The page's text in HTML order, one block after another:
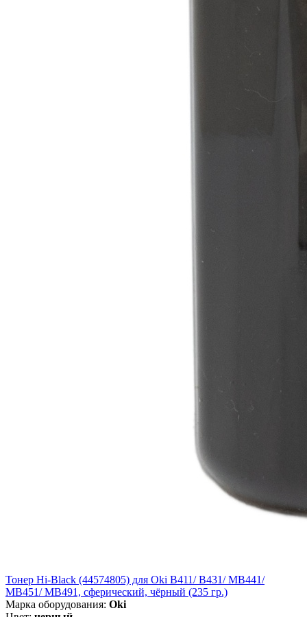
Тонер Hi-Black (44574805) для Oki B411/ B431/ MB441/
MB451/ MB491, сферический, чёрный (235 гр.)
Марка оборудования: Oki